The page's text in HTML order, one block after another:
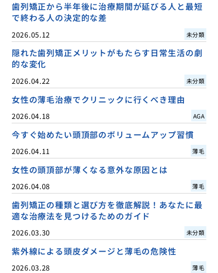
歯列矯正から半年後に治療期間が延びる人と最短
で終わる人の決定的な差
2026.05.12 未分類
隠れた歯列矯正メリットがもたらす日常生活の劇
的な変化
2026.04.22 未分類
女性の薄毛治療でクリニックに行くべき理由
2026.04.18 AGA
今すぐ始めたい頭頂部のボリュームアップ習慣
2026.04.11 薄毛
女性の頭頂部が薄くなる意外な原因とは
2026.04.08 薄毛
歯列矯正の種類と選び方を徹底解説！あなたに最
適な治療法を見つけるためのガイド
2026.03.30 未分類
紫外線による頭皮ダメージと薄毛の危険性
2026.03.28 薄毛